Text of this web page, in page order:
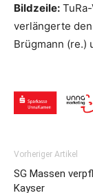
Bildzeile:
verlängerte
Brügmann (re.)
Vorheriger Artikel
SG Massen
Kayser